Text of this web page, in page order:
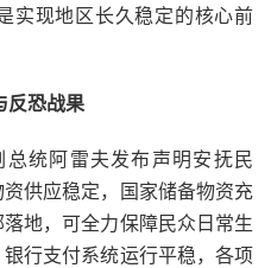
实现地区长久稳定的核心前
反恐战果
统阿雷夫发布声明安抚民
供应稳定，国家储备物资充
地，可全力保障民众日常生
行支付系统运行平稳，各项